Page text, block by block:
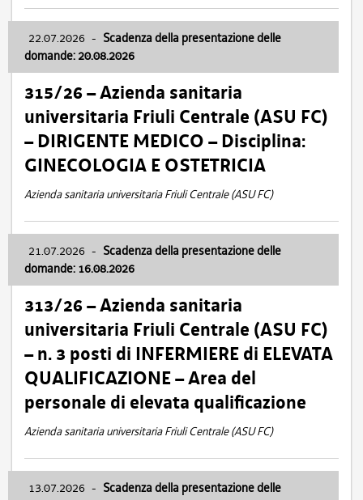
22.07.2026 - Scadenza della presentazione delle
domande: 20.08.2026
315/26 – Azienda sanitaria
universitaria Friuli Centrale (ASU FC)
– DIRIGENTE MEDICO – Disciplina:
GINECOLOGIA E OSTETRICIA
Azienda sanitaria universitaria Friuli Centrale (ASU FC)
21.07.2026 - Scadenza della presentazione delle
domande: 16.08.2026
313/26 – Azienda sanitaria
universitaria Friuli Centrale (ASU FC)
– n. 3 posti di INFERMIERE di ELEVATA
QUALIFICAZIONE – Area del
personale di elevata qualificazione
Azienda sanitaria universitaria Friuli Centrale (ASU FC)
13.07.2026 - Scadenza della presentazione delle